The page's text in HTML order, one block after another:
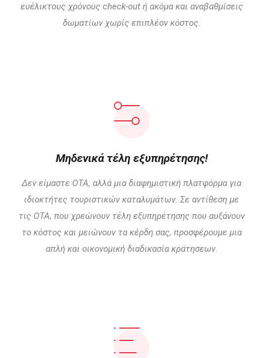
ευέλικτους χρόνους check-out ή ακόμα και αναβαθμίσεις
δωματίων χωρίς επιπλέον κόστος.
Μηδενικά τέλη εξυπηρέτησης!
Δεν είμαστε OTA, αλλά μια διαφημιστική πλατφόρμα για
ιδιοκτήτες τουριστικών καταλυμάτων. Σε αντίθεση με
τις ΟΤΑ, που χρεώνουν τέλη εξυπηρέτησης που αυξάνουν
το κόστος και μειώνουν τα κέρδη σας, προσφέρουμε μια
απλή και οικονομική διαδικασία κράτησεων.